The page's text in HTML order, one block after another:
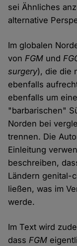
sei Ähnliches
alternative
Im globalen
vonFGM und
surgery), die die
ebenfalls
ebenfalls um
"barbarischen"
Norden bei
trennen. Die
Einleitung
beschreiben,
Ländern genital-
ließen, was im
werde.
Im Text wird
dassFGM